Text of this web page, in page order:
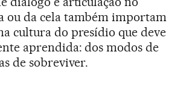
ou da cela também importam
cultura do presídio que deve
aprendida: dos modos de
de sobreviver.